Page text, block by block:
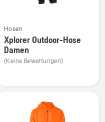
Details
zu
Xplorer
Outdoor-
Hosen
Xplorer Outdoor-Hose
Damen
(Keine Bewertungen)